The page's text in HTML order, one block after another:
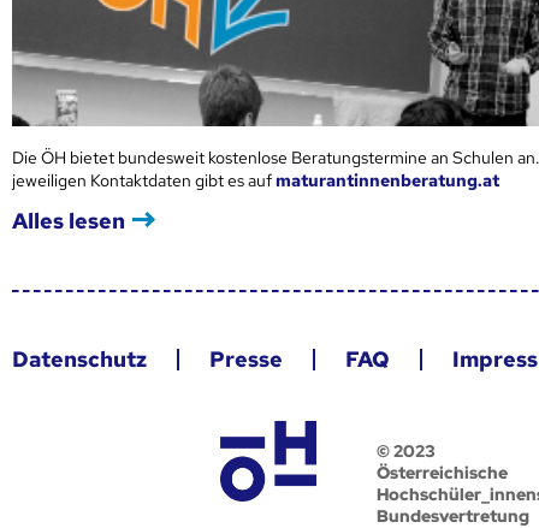
Die ÖH bietet bundesweit kostenlose Beratungstermine an Schulen
jeweiligen Kontaktdaten gibt es aufmaturantinnenberatung.at
Alles lesen
Datenschutz Presse FAQ
© 2023
Österreichische
Bundesvertretung